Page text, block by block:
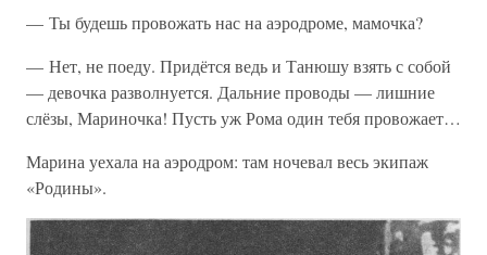
— Ты будешь провожать нас на аэродроме, мамочка?
— Нет, не поеду. Придётся ведь и Танюшу взять с собой
— девочка разволнуется. Дальние проводы — лишние
слёзы, Мариночка! Пусть уж Рома один тебя провожает…
Марина уехала на аэродром: там ночевал весь экипаж
«Родины».